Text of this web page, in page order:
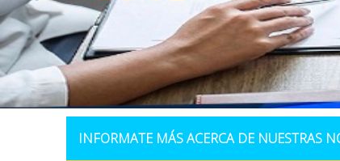
INFORMATE MÁS ACERCA DE NUESTRAS